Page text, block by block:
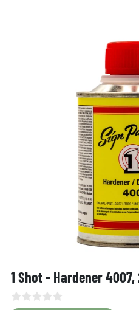
1 Shot - Hardener